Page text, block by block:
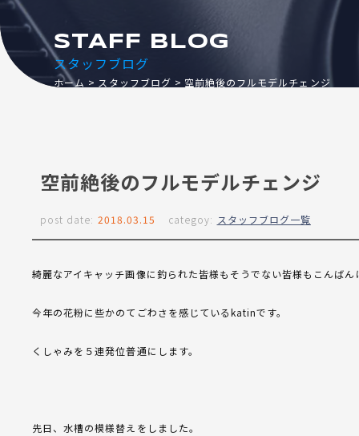
スタッフブログ
STAFF BLOG
ホーム スタッフブログ 空前絶後のフルモデルチェンジ
空前絶後のフルモデルチェンジ
post date: 2018.03.15 categoy: スタッフブログ一覧
綺麗なアイキャッチ画像に釣られた皆様もそうでない皆様もこんばん
今年の花粉に些かのてごわさを感じているkatinです。
くしゃみを５連発位普通にします。
先日、水槽の模様替えをしました。